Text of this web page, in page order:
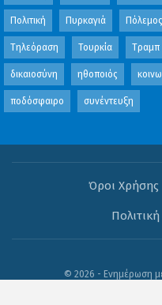
Πολιτική Πυρκαγιά Πόλεμος
Τηλεόραση Τουρκία Τραμπ
δικαιοσύνη ηθοποιός
ποδόσφαιρο συνέντευξη
Όροι Χρήσης
© 2026 - Ενημέρωση